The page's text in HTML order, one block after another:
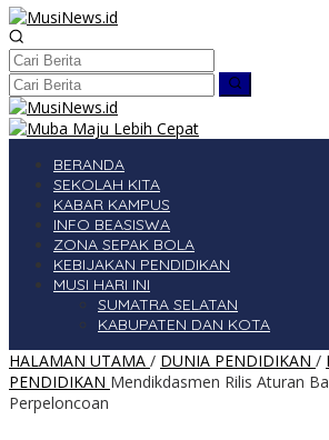
BERANDA
SEKOLAH KITA
KABAR KAMPUS
INFO BEASISWA
ZONA SEPAK BOLA
KEBIJAKAN PENDIDIKAN
MUSI HARI INI
SUMATRA SELATAN
KABUPATEN DAN KOTA
HALAMAN UTAMA / DUNIA PENDIDIKAN /
PENDIDIKAN Mendikdasmen Rilis Aturan
Perpeloncoan